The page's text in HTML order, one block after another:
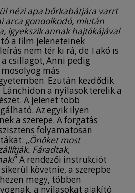
nézi apa bőrkabátjára varrt
arca gondolkodó, miután
igyekszik annak hajtókájával
a film jeleneteinek
nem tér ki rá, de Takó is
csillagot, Anni pedig
más
Ezután kezdődik
a nyilasok terelik a
A jelenet több
Az egyik ilyen
a szerepe. A forgatás
folyamatosan
„Önöket most
Fáradtak,
” A rendezői instrukciót
követnie, a szerepbe
megy, többen
a nyilasokat alakító